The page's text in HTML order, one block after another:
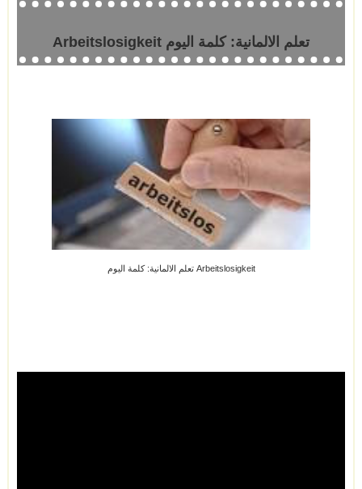
تعلم الالمانية: كلمة اليوم Arbeitslosigkeit
تعلم الالمانية: كلمة اليوم Arbeitslosigkeit